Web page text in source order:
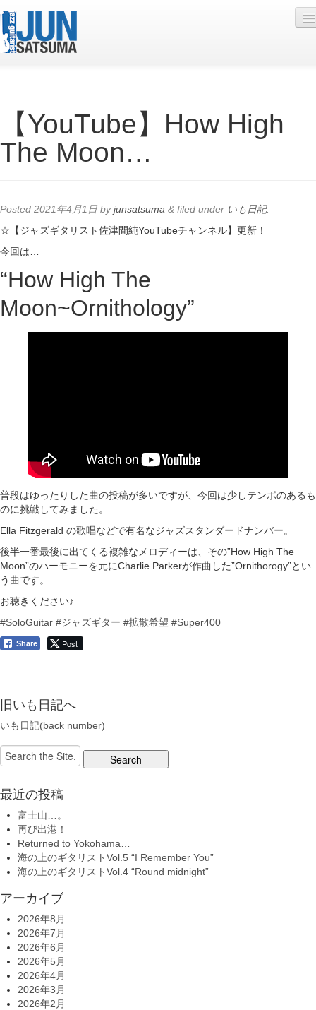
Live Schedule
Discography
Contact
YouTube
Online Lesson
【YouTube】How High
The Moon…
Posted 2021年4月1日 byjunsatsuma & filed under いも日記.
☆【ジャズギタリスト佐津間純YouTubeチャンネル】更新！
今回は…
“How High The
Moon~Ornithology”
普段はゆったりした曲の投稿が多いですが、今回は少しテンポのあるも
のに挑戦してみました。
Ella Fitzgerald の歌唱などで有名なジャズスタンダードナンバー。
後半一番最後に出てくる複雑なメロディーは、その”How High The
Moon”のハーモニーを元にCharlie Parkerが作曲した”Ornithorogy”とい
う曲です。
お聴きください♪
#SoloGuitar #ジャズギター #拡散希望 #Super400
Share Post
旧いも日記へ
いも日記(back number)
Search
for:
最近の投稿
富士山…。
再び出港！
Returned to Yokohama…
海の上のギタリストVol.5 “I Remember You”
海の上のギタリストVol.4 “Round midnight”
アーカイブ
2026年8月
2026年7月
2026年6月
2026年5月
2026年4月
2026年3月
2026年2月